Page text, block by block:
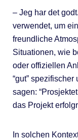
– Jeg har det
verwendet, um
freundliche
Situationen, wie
oder offiziellen
“gut”
sagen:
das Projekt
In solchen